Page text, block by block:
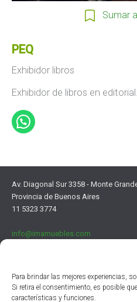
Para brindar las mejores experiencias,
Si retira el consentimiento, es posible
características y funciones.
Sumar
PEQ
Exhibidor libros
Exhibidor de libros en editorial.
Av. Diagonal Sur 3358 - Monte
Provincia de Buenos Aires
11 5323 3774
info@imamuebles.com